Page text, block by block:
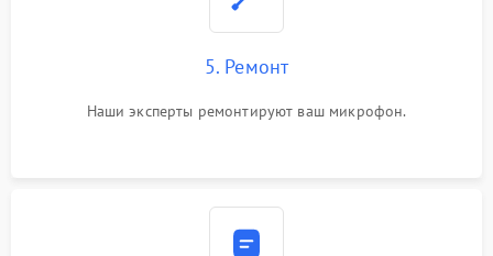
5. Ремонт
Наши эксперты ремонтируют ваш микрофон.